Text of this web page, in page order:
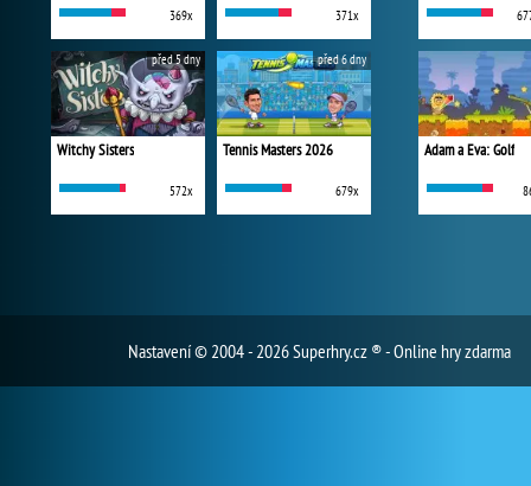
369x 371x
Witchy Sisters
572x
před 5 dny
Tennis Masters 2026
679x
před 6 dny
Adam a Eva: Golf
Nastavení© 2004 - 2026 Superhry.cz ® - Online hry zdarma